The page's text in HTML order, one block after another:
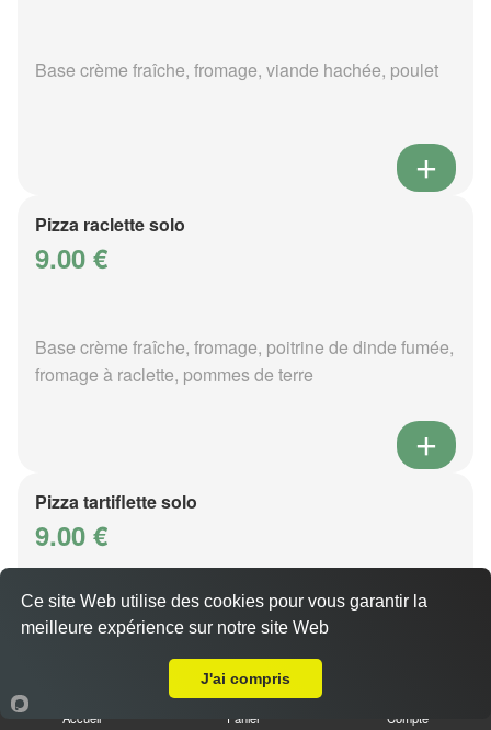
Base crème fraîche, fromage, viande hachée, poulet
Pizza raclette solo
9.00 €
Base crème fraîche, fromage, poitrine de dinde fumée,
fromage à raclette, pommes de terre
Pizza tartiflette solo
9.00 €
Base crème fraîche, fromage, poitrine de dinde fumée,
Accueil Panier Compte
Ce site Web utilise des cookies pour vous garantir la
meilleure expérience sur notre site Web
J'ai compris